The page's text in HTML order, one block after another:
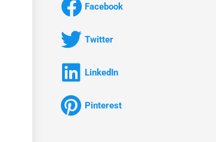
Facebook
Twitter
LinkedIn
Pinterest